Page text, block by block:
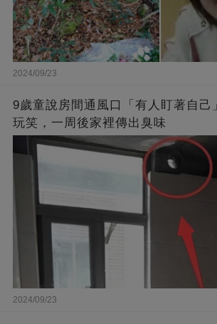
2024/09/23
9歲童說房間通風口「有人盯著自己
玩笑，一周後家裡傳出臭味
2024/09/23